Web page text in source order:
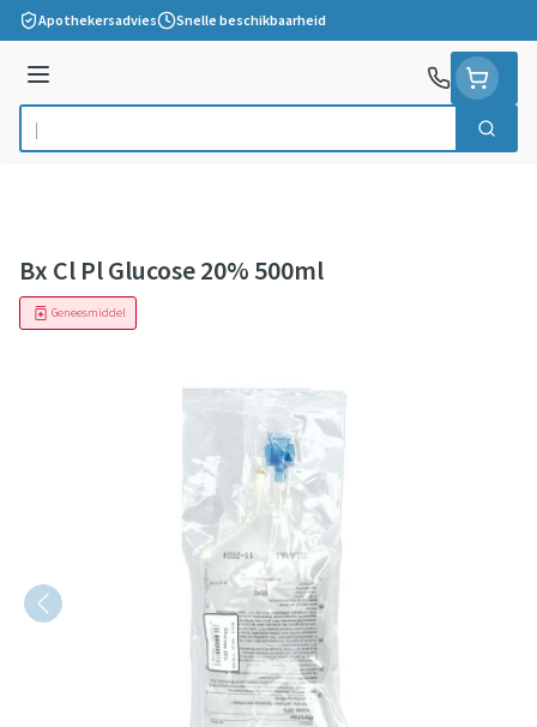
Ga naar de inhoud
Apothekersadvies Snelle beschikbaarheid
Menu
Product, merk, categorie... Zoek
Bx Cl Pl Glucose 20% 500ml
Geneesmiddel